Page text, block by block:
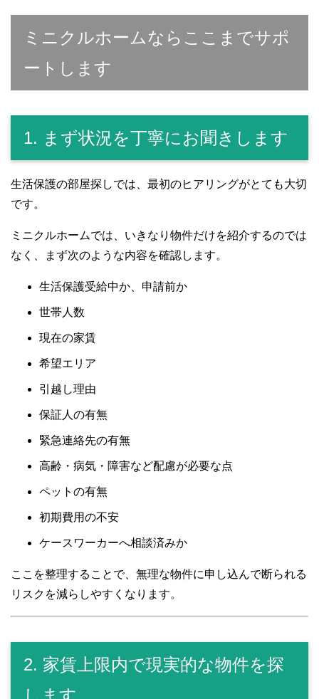
ミニクルホームならここまでサポ
ートします
1. まず状況を丁寧にお聞きします
生活保護の部屋探しでは、最初のヒアリングがとても大切
です。
ミニクルホームでは、いきなり物件だけを紹介するのでは
なく、まず次のような内容を確認します。
生活保護受給中か、申請前か
世帯人数
現在の家賃
希望エリア
引越し理由
保証人の有無
緊急連絡先の有無
高齢・病気・障害など配慮が必要な点
ペットの有無
初期費用の不安
ケースワーカーへ相談済みか
ここを整理することで、無理な物件に申し込んで断られる
リスクを減らしやすくなります。
2. 家賃上限内で現実的な物件を探
します